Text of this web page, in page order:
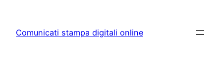
content
Comunicati stampa digitali online